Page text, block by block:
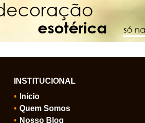
INSTITUCIONAL
Início
Quem Somos
Nosso Blog